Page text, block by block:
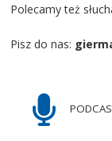
Polecamy też
Pisz do nas: